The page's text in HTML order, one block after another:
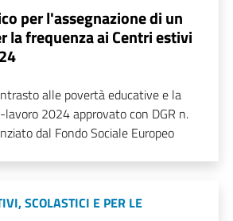
per l'assegnazione di un
la frequenza ai Centri estivi
alle povertà educative e la
2024 approvato con DGR n.
dal Fondo Sociale Europeo
SCOLASTICI E PER LE